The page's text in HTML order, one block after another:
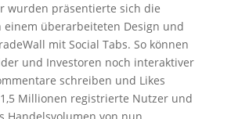
wurden präsentierte sich die
überarbeiteten Design und
mit Social Tabs. So können
und Investoren noch interaktiver
schreiben und Likes
Millionen registrierte Nutzer und